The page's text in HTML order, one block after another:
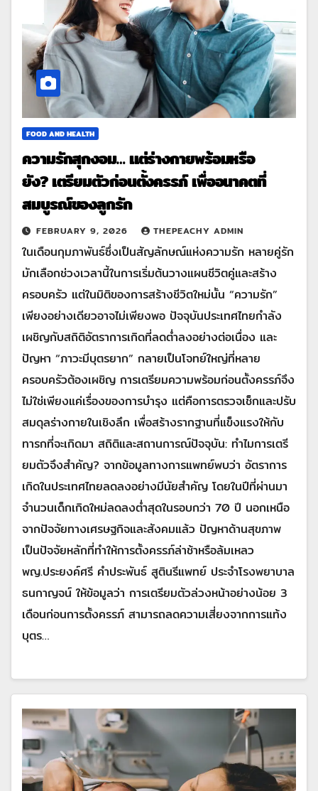
FOOD AND HEALTH
ความรักสุกงอม… แต่ร่างกายพร้อมหรือ
ยัง? เตรียมตัวก่อนตั้งครรภ์ เพื่ออนาคตที่
สมบูรณ์ของลูกรัก
FEBRUARY 9, 2026 THEPEACHY ADMIN
ในเดือนกุมภาพันธ์ซึ่งเป็นสัญลักษณ์แห่งความรัก หลายคู่รัก
มักเลือกช่วงเวลานี้ในการเริ่มต้นวางแผนชีวิตคู่และสร้าง
ครอบครัว แต่ในมิติของการสร้างชีวิตใหม่นั้น “ความรัก”
เพียงอย่างเดียวอาจไม่เพียงพอ ปัจจุบันประเทศไทยกำลัง
เผชิญกับสถิติอัตราการเกิดที่ลดต่ำลงอย่างต่อเนื่อง และ
ปัญหา “ภาวะมีบุตรยาก” กลายเป็นโจทย์ใหญ่ที่หลาย
ครอบครัวต้องเผชิญ การเตรียมความพร้อมก่อนตั้งครรภ์จึง
ไม่ใช่เพียงแค่เรื่องของการบำรุง แต่คือการตรวจเช็กและปรับ
สมดุลร่างกายในเชิงลึก เพื่อสร้างรากฐานที่แข็งแรงให้กับ
ทารกที่จะเกิดมา สถิติและสถานการณ์ปัจจุบัน: ทำไมการเตรี
ยมตัวจึงสำคัญ? จากข้อมูลทางการแพทย์พบว่า อัตราการ
เกิดในประเทศไทยลดลงอย่างมีนัยสำคัญ โดยในปีที่ผ่านมา
จำนวนเด็กเกิดใหม่ลดลงต่ำสุดในรอบกว่า 70 ปี นอกเหนือ
จากปัจจัยทางเศรษฐกิจและสังคมแล้ว ปัญหาด้านสุขภาพ
เป็นปัจจัยหลักที่ทำให้การตั้งครรภ์ล่าช้าหรือล้มเหลว
พญ.ประยงค์ศรี คำประพันธ์ สูตินรีแพทย์ ประจำโรงพยาบาล
ธนกาญจน์ ให้ข้อมูลว่า การเตรียมตัวล่วงหน้าอย่างน้อย 3
เดือนก่อนการตั้งครรภ์ สามารถลดความเสี่ยงจากการแท้ง
บุตร…